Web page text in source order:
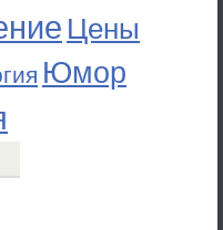
Цены
Юмор